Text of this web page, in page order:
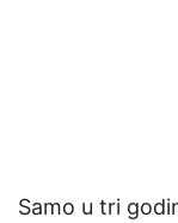
Samo u tri